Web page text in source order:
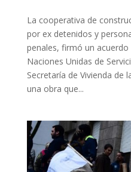
La cooperativa de
por ex detenidos y
penales, firmó un
Naciones Unidas de
Secretaría de Vivienda de
una obra que...